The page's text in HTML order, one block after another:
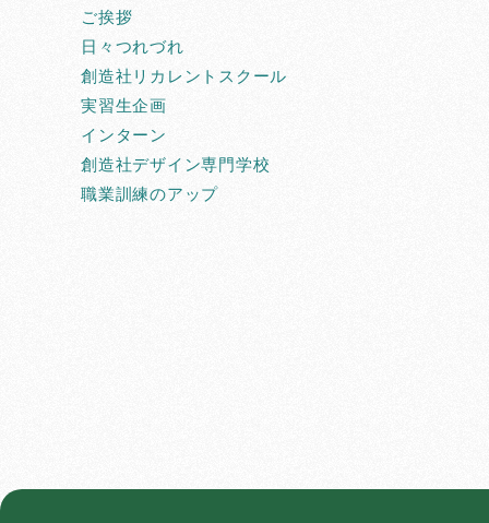
ご挨拶
日々つれづれ
創造社リカレントスクール
実習生企画
インターン
創造社デザイン専門学校
職業訓練のアップ